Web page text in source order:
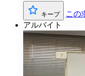
キープ この
アルバイト